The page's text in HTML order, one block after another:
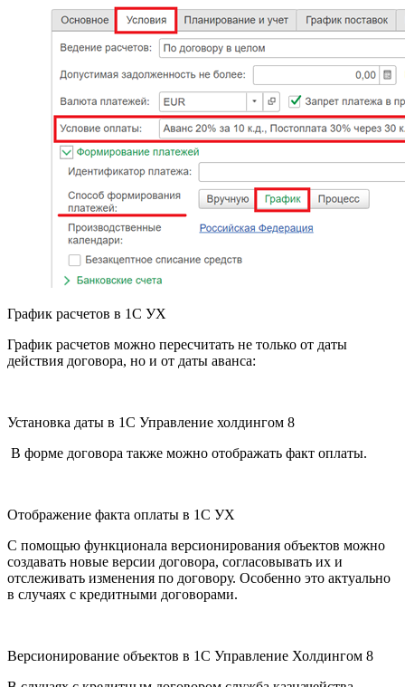
График расчетов в 1С УХ
График расчетов можно пересчитать не только от даты
действия договора, но и от даты аванса:
Установка даты в 1С Управление холдингом 8
В форме договора также можно отображать факт оплаты.
Отображение факта оплаты в 1С УХ
С помощью функционала версионирования объектов можно
создавать новые версии договора, согласовывать их и
отслеживать изменения по договору. Особенно это актуально
в случаях с кредитными договорами.
Версионирование объектов в 1С Управление Холдингом 8